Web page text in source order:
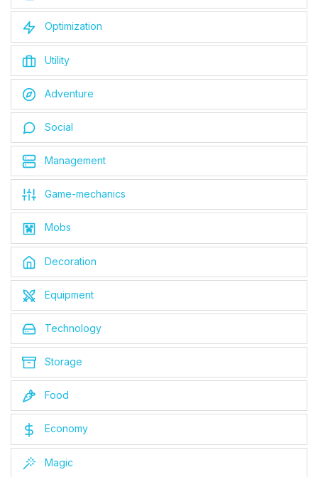
Optimization
Utility
Adventure
Social
Management
Game-mechanics
Mobs
Decoration
Equipment
Technology
Storage
Food
Economy
Magic